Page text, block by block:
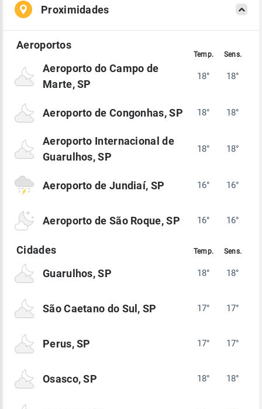
Proximidades
Aeroporto do Campo de
Marte, SP
18° 18°
Aeroporto de Congonhas, SP 18° 18°
Aeroporto Internacional de
Guarulhos, SP
18° 18°
Aeroporto de Jundiaí, SP 16° 16°
Aeroporto de São Roque, SP 16° 16°
Guarulhos, SP 18° 18°
São Caetano do Sul, SP 17° 17°
Perus, SP 17° 17°
Osasco, SP 18° 18°